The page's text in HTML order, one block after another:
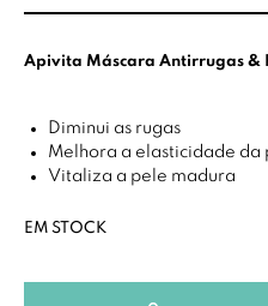
Apivita Máscara Antirrugas &
Diminui as rugas
Melhora a elasticidade da
Vitaliza a pele madura
EM STOCK